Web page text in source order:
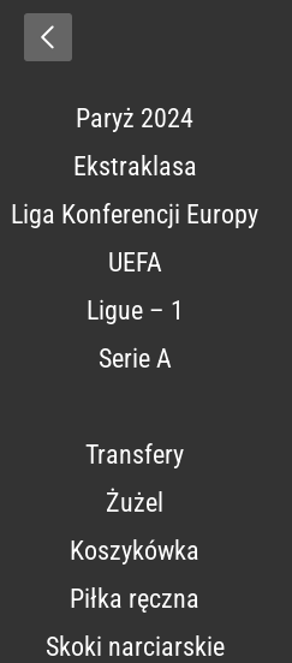
Paryż 2024
Ekstraklasa
Liga Konferencji Europy
UEFA
Ligue – 1
Serie A
Transfery
Żużel
Koszykówka
Piłka ręczna
Skoki narciarskie